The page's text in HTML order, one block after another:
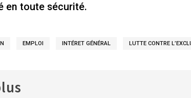
en toute sécurité.
EMPLOI INTÉRET GÉNÉRAL LUTTE CONTRE